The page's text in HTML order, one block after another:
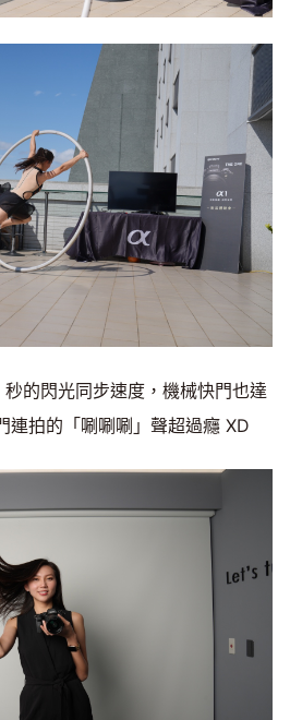
的閃光同步速度，機械快門也達
連拍的「唰唰唰」聲超過癮 XD